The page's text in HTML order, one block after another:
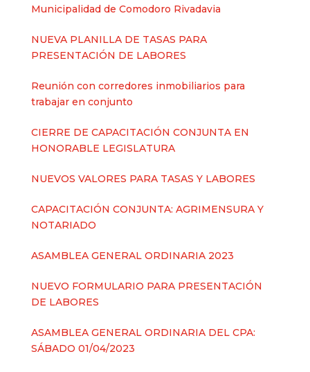
Municipalidad de Comodoro Rivadavia
NUEVA PLANILLA DE TASAS PARA
PRESENTACIÓN DE LABORES
Reunión con corredores inmobiliarios para
trabajar en conjunto
CIERRE DE CAPACITACIÓN CONJUNTA EN
HONORABLE LEGISLATURA
NUEVOS VALORES PARA TASAS Y LABORES
CAPACITACIÓN CONJUNTA: AGRIMENSURA Y
NOTARIADO
ASAMBLEA GENERAL ORDINARIA 2023
NUEVO FORMULARIO PARA PRESENTACIÓN
DE LABORES
ASAMBLEA GENERAL ORDINARIA DEL CPA:
SÁBADO 01/04/2023